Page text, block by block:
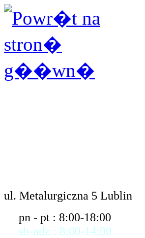
ul. Metalurgiczna 5 Lublin
pn - pt : 8:00-18:00
sb-ndz : 8:00-14:00